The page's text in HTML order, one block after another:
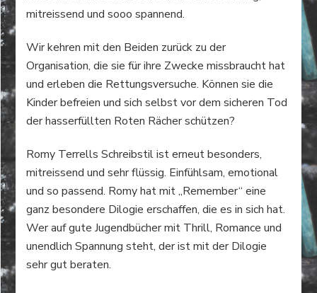
mitreissend und sooo spannend.
Wir kehren mit den Beiden zurück zu der
Organisation, die sie für ihre Zwecke missbraucht hat
und erleben die Rettungsversuche. Können sie die
Kinder befreien und sich selbst vor dem sicheren Tod
der hasserfüllten Roten Rächer schützen?
Romy Terrells Schreibstil ist erneut besonders,
mitreissend und sehr flüssig. Einfühlsam, emotional
und so passend. Romy hat mit „Remember“ eine
ganz besondere Dilogie erschaffen, die es in sich hat.
Wer auf gute Jugendbücher mit Thrill, Romance und
unendlich Spannung steht, der ist mit der Dilogie
sehr gut beraten.